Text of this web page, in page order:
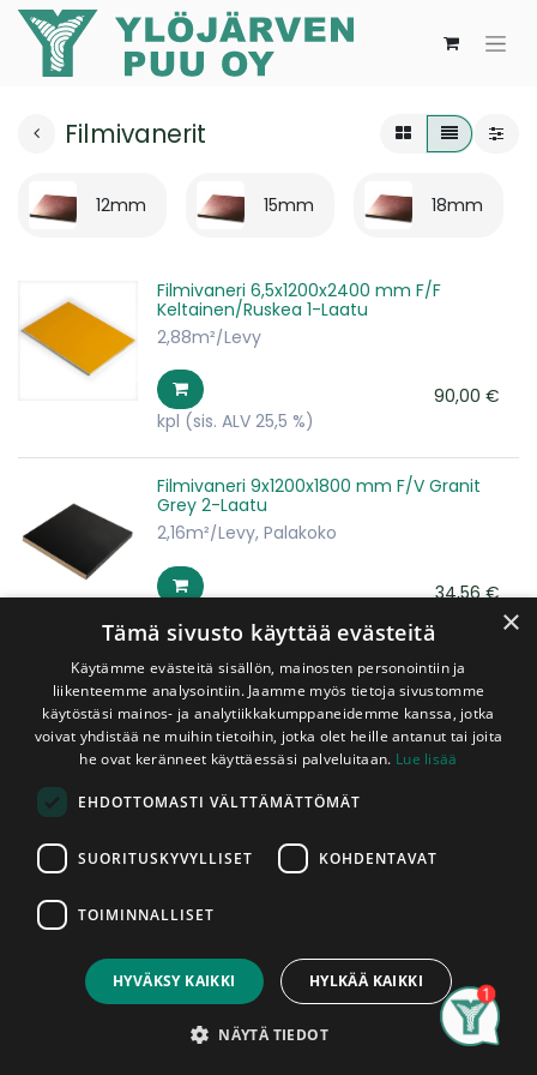
Account
Filmivanerit
12mm 15mm 18mm
Filmivaneri 6,5x1200x2400 mm F/F
Keltainen/Ruskea 1-Laatu
2,88m²/Levy
90,00 €
kpl (sis. ALV 25,5 %)
Filmivaneri 9x1200x1800 mm F/V Granit
Grey 2-Laatu
2,16m²/Levy, Palakoko
34,56€
Filmivaneri 9x1220x2440 mm F/F Ruskea
2-Laatu
2,98m²/Levy
kpl(sis. ALV 25,5 %)
Filmivaneri 9x1220x2440 mm F/V
2,98m²/Levy
72,50
(sis. ALV 25,5 %)
×
Tämä sivusto käyttää evästeitä
Käytämme evästeitä sisällön, mainosten personointiin ja
liikenteemme analysointiin. Jaamme myös tietoja sivustomme
käytöstäsi mainos- ja analytiikkakumppaneidemme kanssa, jotka
voivat yhdistää ne muihin tietoihin, jotka olet heille antanut tai joita
he ovat keränneet käyttäessäsi palveluitaan. Lue lisää
EHDOTTOMASTI VÄLTTÄMÄTTÖMÄT
SUORITUSKYVYLLISET KOHDENTAVAT
TOIMINNALLISET
HYVÄKSY KAIKKI HYLKÄÄ KAIKKI
NÄYTÄ TIEDOT